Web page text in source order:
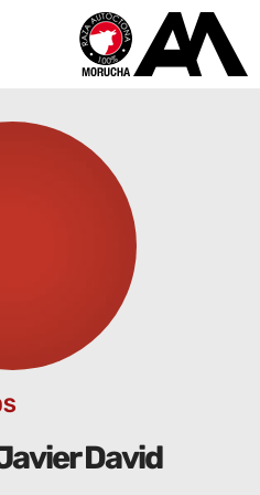
David